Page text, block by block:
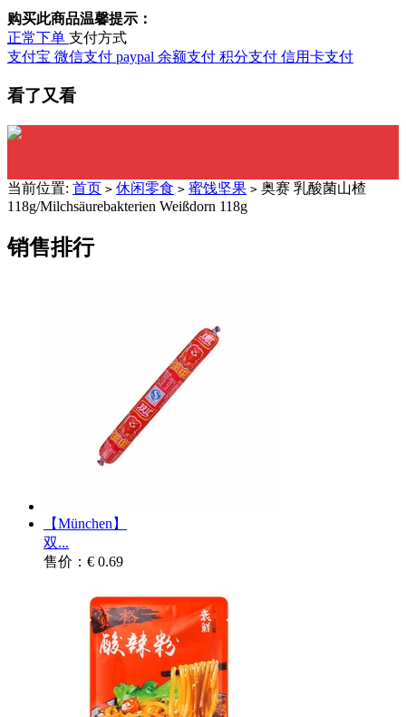
购买此商品温馨提示：
正常下单 支付方式
支付宝 微信支付 paypal 余额支付 积分支付 信用卡支付
看了又看
当前位置: 首页 > 休闲零食 > 蜜饯坚果 > 奥赛 乳酸菌山楂
118g/Milchsäurebakterien Weißdorn 118g
销售排行
【München】
双...
售价：€ 0.69